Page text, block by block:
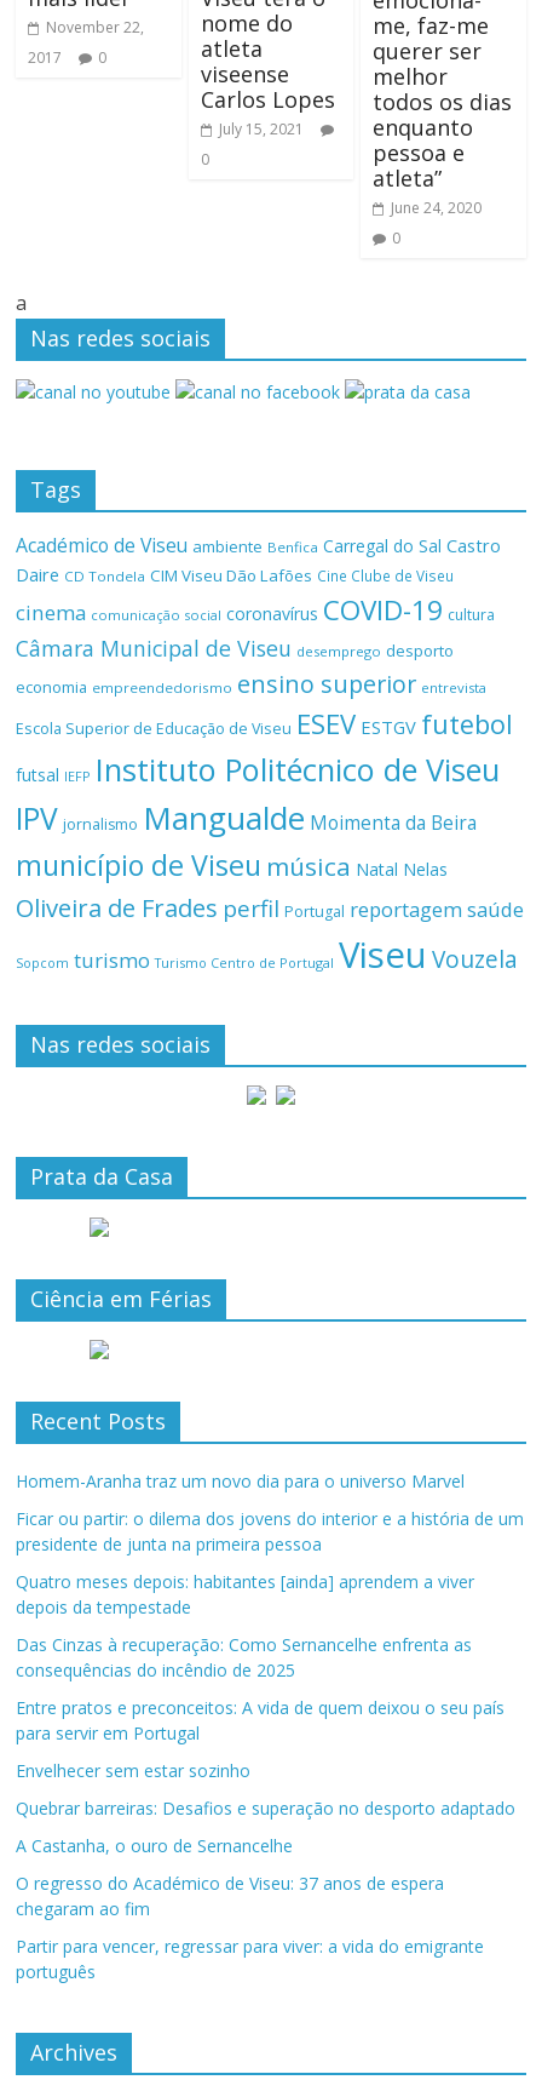
November 22,
2017
0
nome do
atleta
viseense
Carlos Lopes
July 15, 2021
0
me, faz-me
querer ser
melhor
todos os dias
enquanto
pessoa e
atleta”
June 24, 2020
0
a
Nas redes sociais
Tags
Académico de Viseu ambiente Benfica Carregal do Sal Castro
Daire CD Tondela CIM Viseu Dão Lafões Cine Clube de Viseu
cinema comunicação social coronavírus COVID-19 cultura
Câmara Municipal de Viseu desemprego desporto
economia empreendedorismo ensino superior entrevista
Escola Superior de Educação de Viseu ESEV ESTGV futebol
futsal IEFP Instituto Politécnico de Viseu
IPV jornalismo Mangualde Moimenta da Beira
município de Viseu música Natal Nelas
Oliveira de Frades perfil Portugal reportagemsaúde
Sopcom turismo Turismo Centro de Portugal Viseu Vouzela
Nas redes sociais
Prata da Casa
Ciência em Férias
Recent Posts
Homem-Aranha traz um novo dia para o universo Marvel
Ficar ou partir: o dilema dos jovens do interior e a história de um
presidente de junta na primeira pessoa
Quatro meses depois: habitantes [ainda] aprendem a viver
depois da tempestade
Das Cinzas à recuperação: Como Sernancelhe enfrenta as
consequências do incêndio de 2025
Entre pratos e preconceitos: A vida de quem deixou o seu país
para servir em Portugal
Envelhecer sem estar sozinho
Quebrar barreiras: Desafios e superação no desporto adaptado
A Castanha, o ouro de Sernancelhe
O regresso do Académico de Viseu: 37 anos de espera
chegaram ao fim
Partir para vencer, regressar para viver: a vida do emigrante
português
Archives